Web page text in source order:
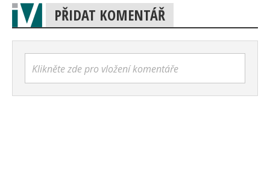
PŘIDAT KOMENTÁŘ
Klikněte zde pro vložení komentáře